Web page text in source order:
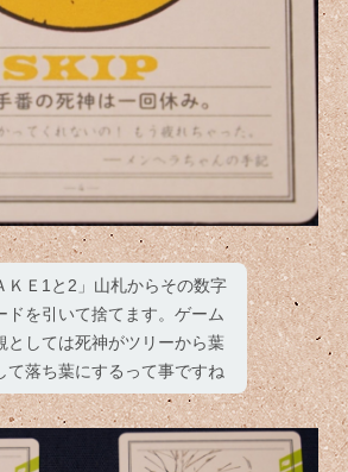
ＫＥ1と2」山札からその数字
ドを引いて捨てます。ゲーム
としては死神がツリーから葉
て落ち葉にするって事ですね